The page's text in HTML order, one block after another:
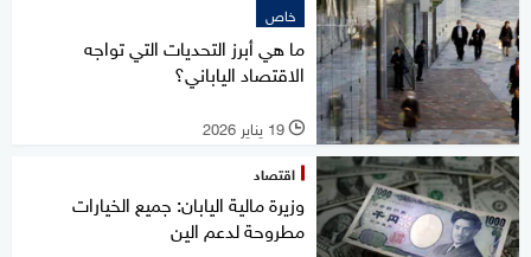
خاص
ما هي أبرز التحديات التي تواجه
الاقتصاد الياباني؟
l 19 يناير 2026
اقتصاد
وزيرة مالية اليابان: جميع الخيارات
مطروحة لدعم الين